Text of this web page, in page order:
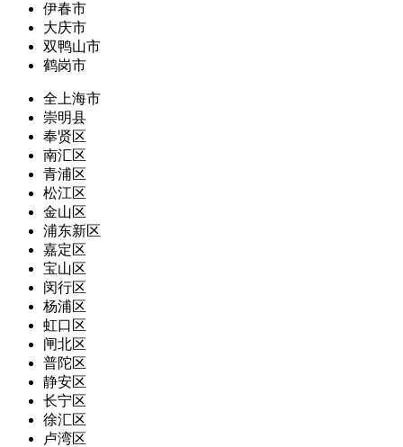
伊春市
大庆市
双鸭山市
鹤岗市
全上海市
崇明县
奉贤区
南汇区
青浦区
松江区
金山区
浦东新区
嘉定区
宝山区
闵行区
杨浦区
虹口区
闸北区
普陀区
静安区
长宁区
徐汇区
卢湾区